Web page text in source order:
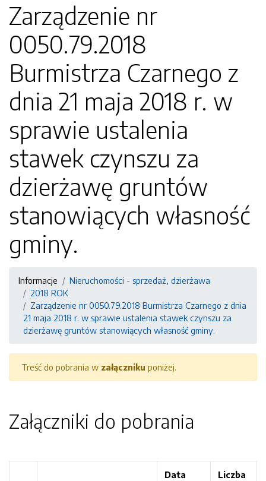
Zarządzenie nr
0050.79.2018
Burmistrza Czarnego z
dnia 21 maja 2018 r. w
sprawie ustalenia
stawek czynszu za
dzierżawę gruntów
stanowiących własność
gminy.
Informacje
Nieruchomości - sprzedaż, dzierżawa
2018 ROK
Zarządzenie nr 0050.79.2018 Burmistrza Czarnego z dnia
21 maja 2018 r. w sprawie ustalenia stawek czynszu za
dzierżawę gruntów stanowiących własność gminy.
Treść do pobrania w załączniku poniżej.
Załączniki do pobrania
Data
Liczba